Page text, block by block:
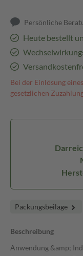
Persönliche
Heute bestellt
Bei der Einlösung
gesetzlichen
Packungsbeilage
Beschreibung
Anwendung &amp;